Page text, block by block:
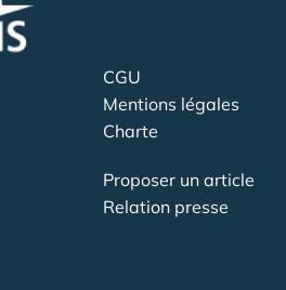
CGU
Mentions légales
Charte
Proposer un article
Relation presse